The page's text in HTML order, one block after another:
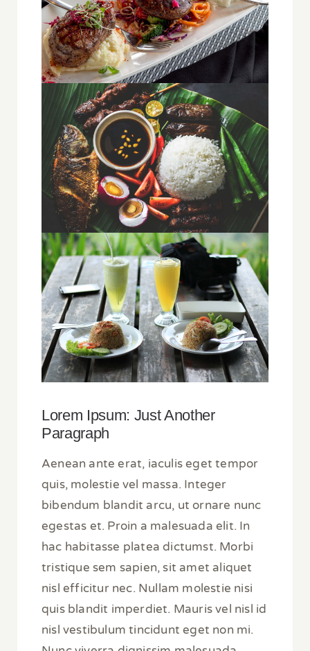
Lorem Ipsum: Just Another
Paragraph
Aenean ante erat, iaculis eget tempor
quis, molestie vel massa. Integer
bibendum blandit arcu, ut ornare nunc
egestas et. Proin a malesuada elit. In
hac habitasse platea dictumst. Morbi
tristique sem sapien, sit amet aliquet
nisl efficitur nec. Nullam molestie nisi
quis blandit imperdiet. Mauris vel nisl id
nisl vestibulum tincidunt eget non mi.